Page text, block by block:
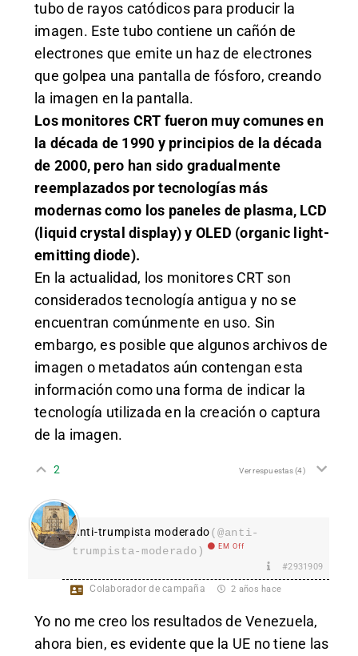
tubo de rayos catódicos para producir la
imagen. Este tubo contiene un cañón de
electrones que emite un haz de electrones
que golpea una pantalla de fósforo, creando
la imagen en la pantalla.
Los monitores CRT fueron muy comunes en
la década de 1990 y principios de la década
de 2000, pero han sido gradualmente
reemplazados por tecnologías más
modernas como los paneles de plasma, LCD
(liquid crystal display) y OLED (organic light-
emitting diode).
En la actualidad, los monitores CRT son
considerados tecnología antigua y no se
encuentran comúnmente en uso. Sin
embargo, es posible que algunos archivos de
imagen o metadatos aún contengan esta
información como una forma de indicar la
tecnología utilizada en la creación o captura
de la imagen.
2 Ver respuestas(4)
Anti-trumpista moderado(@anti-
trumpista-moderado)
EM Off
#2931909
Colaborador de campaña 2 años hace
Yo no me creo los resultados de Venezuela,
ahora bien, es evidente que la UE no tiene las